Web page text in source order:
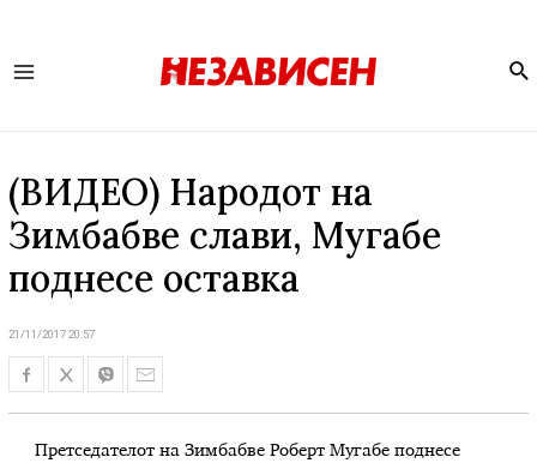
(ВИДЕО) Народот на
Зимбабве слави, Мугабе
поднесе оставка
21/11/2017 20:57
Претседателот на Зимбабве Роберт Мугабе поднесе